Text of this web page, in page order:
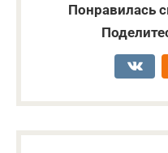
Понравилась